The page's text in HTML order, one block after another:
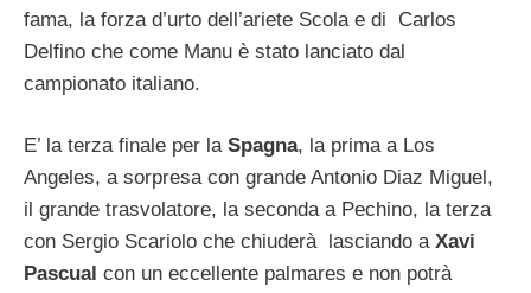
fama, la forza d’urto dell’ariete Scola e di Carlos
Delfino che come Manu è stato lanciato dal
campionato italiano.
E’ la terza finale per la Spagna, la prima a Los
Angeles, a sorpresa con grande Antonio Diaz Miguel,
il grande trasvolatore, la seconda a Pechino, la terza
con Sergio Scariolo che chiuderà lasciando aXavi
Pascual con un eccellente palmares e non potrà